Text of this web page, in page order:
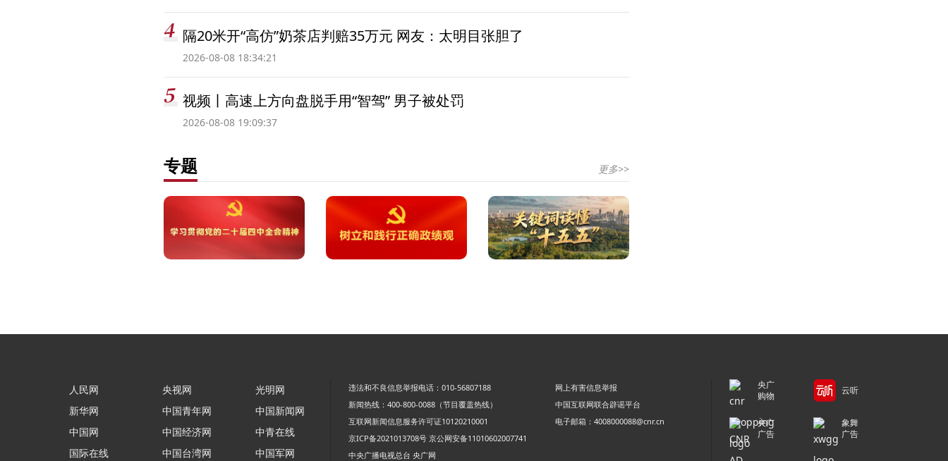
隔20米开“高仿”奶茶店判赔35万元 网友：太明目张胆了
2026-08-08 18:34:21
视频丨高速上方向盘脱手用“智驾” 男子被处罚
2026-08-08 19:09:37
专题 更多>>
人民网
新华网
中国网
国际在线
央视网
中国青年网
中国经济网
中国台湾网
光明网
中国新闻网
中青在线
中国军网
违法和不良信息举报电话：010-56807188
网上有害信息举报
新闻热线：400-800-0088（节目覆盖热线）
中国互联网联合辟谣平台
互联网新闻信息服务许可证10120210001
电子邮箱：4008000088@cnr.cn
京ICP备2021013708号 京公网安备11010602007741
中央广播电视总台 央广网
央广
购物
云听
央广
广告
象舞
广告